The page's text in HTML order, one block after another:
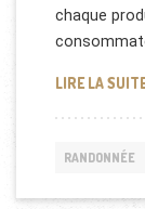
chaque
LIRE LA
RANDONNÉE